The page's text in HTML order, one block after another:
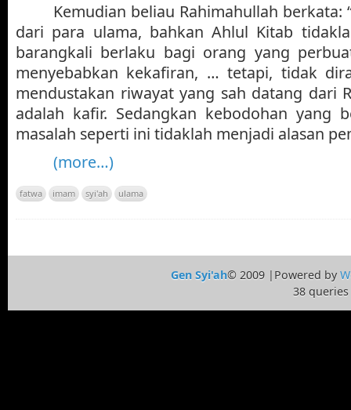
Kemudian beliau Rahimahullah berkata:
dari para ulama, bahkan Ahlul Kitab
barangkali berlaku bagi orang yang
menyebabkan kekafiran, … tetapi, tidak
mendustakan riwayat yang sah datang dari
adalah kafir. Sedangkan kebodohan yang
masalah seperti ini tidaklah menjadi alasan
(more…)
fatwa imam syi'ah ulama
Gen Syi'ah© 2009 |Powered by
38 queries